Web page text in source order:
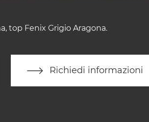
top Fenix Grigio Aragona.
Richiedi informazioni